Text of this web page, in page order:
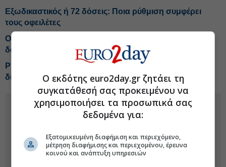
Εξωδικαστικός ή 72 δόσεις: Ποια ρύθμιση συμφέρει
τους οφειλέτες
Οι υψηλές τιμές ακινήτων «παγώνουν» τα στεγαστικά
δάνεια
Ρυθμίσεις δανείων: Οι άγραφοι κανόνες της
διαπραγμάτευσης με τράπεζες και funds
Ο εκδότης euro2day.gr ζητάει τη
συγκατάθεσή σας προκειμένου να
χρησιμοποιήσει τα προσωπικά σας
δεδομένα για:
Εξατομικευμένη διαφήμιση και περιεχόμενο,
μέτρηση διαφήμισης και περιεχομένου, έρευνα
κοινού και ανάπτυξη υπηρεσιών